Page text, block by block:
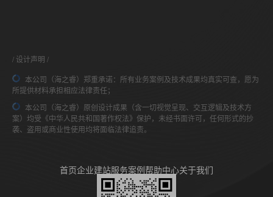
设计声明
本公司（海之睿）郑重承诺：所有业务案例及技术成果均真实可查，愿为
所提供材料承担相应法律责任；
本公司（海之睿）原创设计成果（含一切视觉呈现、交互逻辑及技术方
案）均受《中华人民共和国著作权法》保护，未经书面许可，任何形式的抄
袭、盗用或商业性使用均将面临法律追责。
首页企业建站服务案例帮助中心关于我们